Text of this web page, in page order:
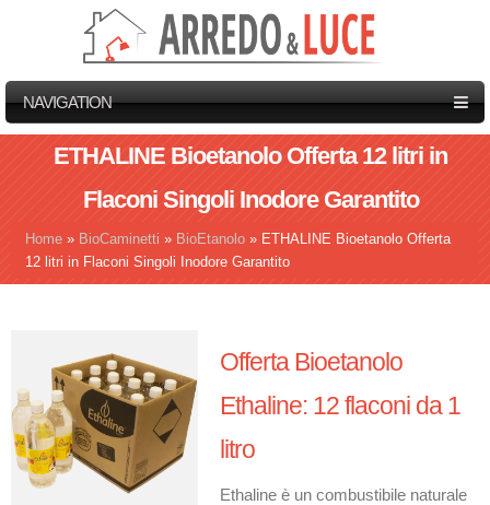
NAVIGATION
ETHALINE Bioetanolo Offerta 12 litri in
Flaconi Singoli Inodore Garantito
Tu sei qui
Home » BioCaminetti » BioEtanolo » ETHALINE Bioetanolo Offerta
12 litri in Flaconi Singoli Inodore Garantito
Offerta Bioetanolo
Ethaline: 12 flaconi da 1
litro
Ethaline è un combustibile naturale